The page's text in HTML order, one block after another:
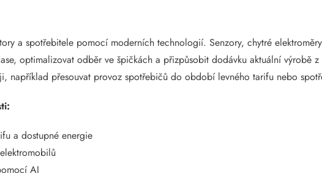
a spotřebitele pomocí moderních technologií. Senzory, chytré
optimalizovat odběr ve špičkách a přizpůsobit dodávku aktuální výrobě
například přesouvat provoz spotřebičů do období levného tarifu nebo
a dostupné energie
AI